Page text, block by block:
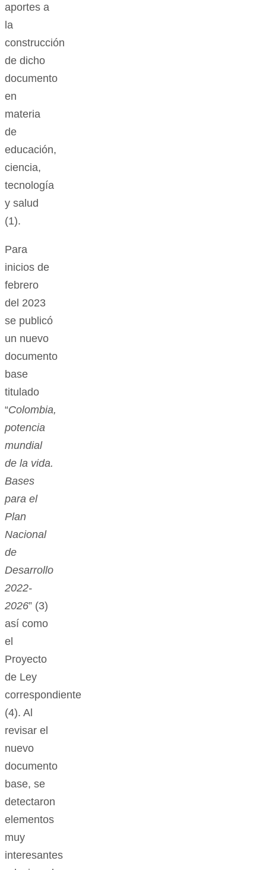
aportes a
la
construcción
de dicho
documento
en
materia
de
educación,
ciencia,
tecnología
y salud
(1).
Para
inicios de
febrero
del 2023
se publicó
un nuevo
documento
base
titulado
“Colombia,
potencia
mundial
de la vida.
Bases
para el
Plan
Nacional
de
Desarrollo
2022-
2026” (3)
así como
el
Proyecto
de Ley
correspondiente
(4). Al
revisar el
nuevo
documento
base, se
detectaron
elementos
muy
interesantes